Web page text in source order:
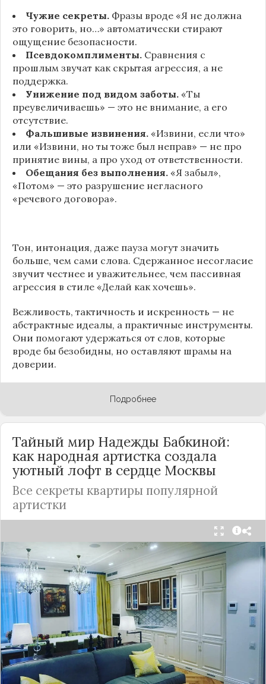
Чужие секреты. Фразы вроде «Я не должна
это говорить, но…» автоматически стирают
ощущение безопасности.
Псевдокомплименты. Сравнения с
прошлым звучат как скрытая агрессия, а не
поддержка.
Унижение под видом заботы. «Ты
преувеличиваешь» — это не внимание, а его
отсутствие.
Фальшивые извинения. «Извини, если что»
или «Извини, но ты тоже был неправ» — не про
принятие вины, а про уход от ответственности.
Обещания без выполнения. «Я забыл»,
«Потом» — это разрушение негласного
«речевого договора».
Тон, интонация, даже пауза могут значить
больше, чем сами слова. Сдержанное несогласие
звучит честнее и уважительнее, чем пассивная
агрессия в стиле «Делай как хочешь».
Вежливость, тактичность и искренность — не
абстрактные идеалы, а практичные инструменты.
Они помогают удержаться от слов, которые
вроде бы безобидны, но оставляют шрамы на
доверии.
Подробнее
Тайный мир Надежды Бабкиной:
как народная артистка создала
уютный лофт в сердце Москвы
Все секреты квартиры популярной
артистки
Народная артисткаРоссииНадежда Бабкина,
известная своей любовью к традиционному
стилю и народной эстетике, удивила
поклонников, выбрав для своей новой
московской квартиры современный стиль лофт.
Это решение стало настоящим откровением,
демонстрирующим её умение сочетать классику
и актуальные тенденции. Подробности о
проекте раскрывает канал “DOMEO | РЕМОНТ
КВАРТИР | НЕДВИЖИМОСТЬ” 2.